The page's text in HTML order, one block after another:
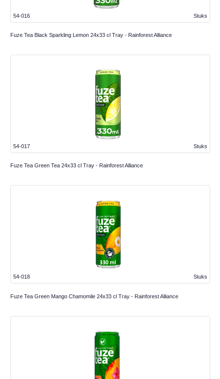
Stuks
54-016
Fuze Tea Black Sparkling Lemon 24x33 cl Tray - Rainforest Alliance
Stuks
54-017
Fuze Tea Green Tea 24x33 cl Tray - Rainforest Alliance
Stuks
54-018
Fuze Tea Green Mango Chamomile 24x33 cl Tray - Rainforest Alliance